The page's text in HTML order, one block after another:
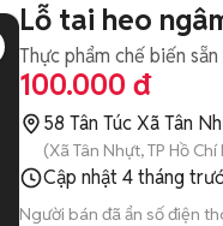
Lỗ tai heo
Thực phẩm chế biến sẵn
100.000 đ
58 Tân Túc Xã Tân
(Xã Tân Nhựt, TP Hồ
Cập nhật4 tháng
Người bán đã ẩn số điện